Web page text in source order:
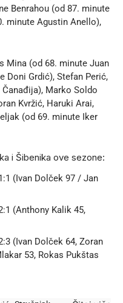
Benrahou (od 87. minute
minute Agustin Anello),
Mina (od 68. minute Juan
Doni Grdić), Stefan Perić,
Marko Soldo
Kvržić, Haruki Arai,
(od 69. minute Iker
i Šibenika ove sezone:
(Ivan Dolček 97 / Jan
(Anthony Kalik 45,
(Ivan Dolček 64, Zoran
53, Rokas Pukštas